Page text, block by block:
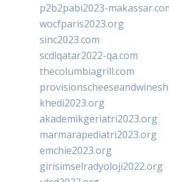
p2b2pabi2023-
wocfparis2023.org
sinc2023.com
scdlqatar2022-qa.com
thecolumbiagrill.com
khedi2023.org
akademikgeriatri2023.org
marmarapediatri2023.org
emchie2023.org
girisimselradyoloji2022.org